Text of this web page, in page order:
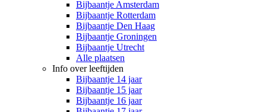
Bijbaantje Amsterdam
Bijbaantje Rotterdam
Bijbaantje Den Haag
Bijbaantje Groningen
Bijbaantje Utrecht
Alle plaatsen
Info over leeftijden
Bijbaantje 14 jaar
Bijbaantje 15 jaar
Bijbaantje 16 jaar